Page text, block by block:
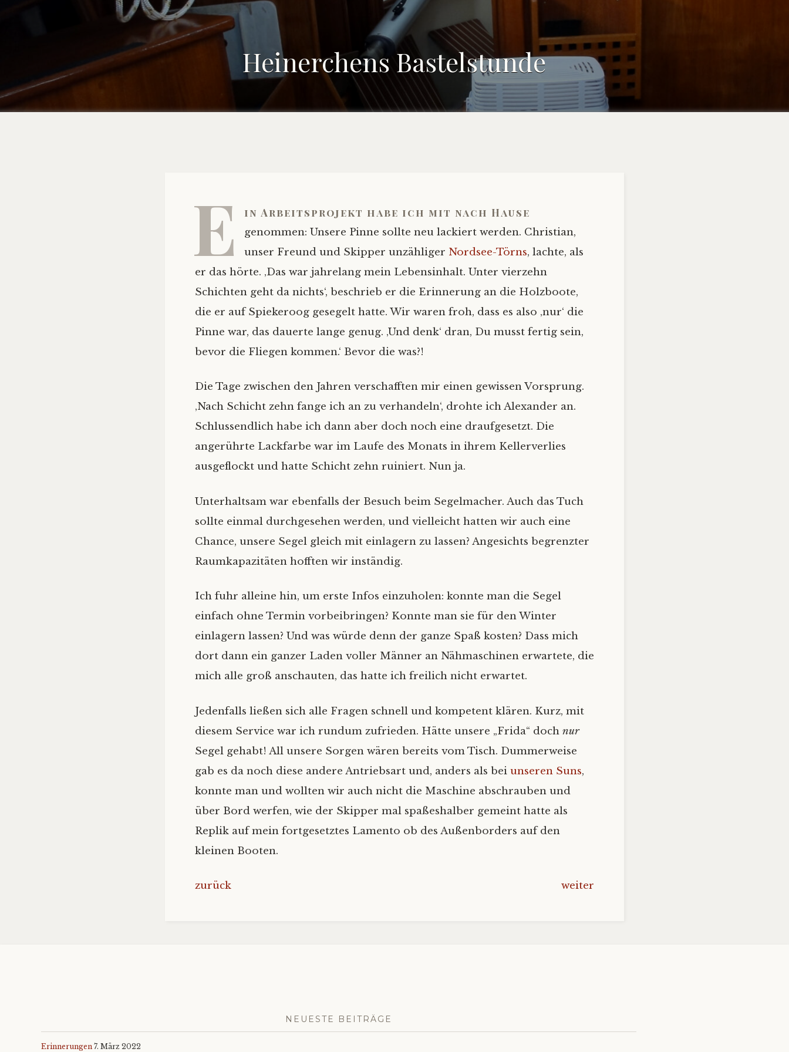
Heinerchens Bastelstunde
E in Arbeitsprojekt habe ich mit nach Hause
genommen: Unsere Pinne sollte neu lackiert werden. Christian,
unser Freund und Skipper unzähliger Nordsee-Törns, lachte, als
er das hörte. ‚Das war jahrelang mein Lebensinhalt. Unter vierzehn
Schichten geht da nichts‘, beschrieb er die Erinnerung an die Holzboote,
die er auf Spiekeroog gesegelt hatte. Wir waren froh, dass es also ‚nur‘ die
Pinne war, das dauerte lange genug. ‚Und denk‘ dran, Du musst fertig sein,
bevor die Fliegen kommen.‘ Bevor die was?!
Die Tage zwischen den Jahren verschafften mir einen gewissen Vorsprung.
‚Nach Schicht zehn fange ich an zu verhandeln‘, drohte ich Alexander an.
Schlussendlich habe ich dann aber doch noch eine draufgesetzt. Die
angerührte Lackfarbe war im Laufe des Monats in ihrem Kellerverlies
ausgeflockt und hatte Schicht zehn ruiniert. Nun ja.
Unterhaltsam war ebenfalls der Besuch beim Segelmacher. Auch das Tuch
sollte einmal durchgesehen werden, und vielleicht hatten wir auch eine
Chance, unsere Segel gleich mit einlagern zu lassen? Angesichts begrenzter
Raumkapazitäten hofften wir inständig.
Ich fuhr alleine hin, um erste Infos einzuholen: konnte man die Segel
einfach ohne Termin vorbeibringen? Konnte man sie für den Winter
einlagern lassen? Und was würde denn der ganze Spaß kosten? Dass mich
dort dann ein ganzer Laden voller Männer an Nähmaschinen erwartete, die
mich alle groß anschauten, das hatte ich freilich nicht erwartet.
Jedenfalls ließen sich alle Fragen schnell und kompetent klären. Kurz, mit
diesem Service war ich rundum zufrieden. Hätte unsere „Frida“ doch nur
Segel gehabt! All unsere Sorgen wären bereits vom Tisch. Dummerweise
gab es da noch diese andere Antriebsart und, anders als bei unseren Suns,
konnte man und wollten wir auch nicht die Maschine abschrauben und
über Bord werfen, wie der Skipper mal spaßeshalber gemeint hatte als
Replik auf mein fortgesetztes Lamento ob des Außenborders auf den
kleinen Booten.
zurück weiter
NEUESTE BEITRÄGE
Erinnerungen 7. März 2022